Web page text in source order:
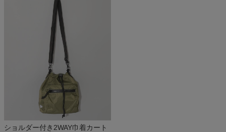
ショルダー付き2WAY巾着カート